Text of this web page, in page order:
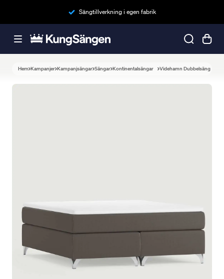
Sängtillverkning i egen fabrik
Hem Kampanjer Kampanjsängar Sängar Kontinentalsängar Videhamn Dubbelsäng